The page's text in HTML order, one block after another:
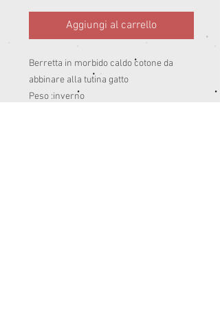
Aggiungi al carrello
Berretta in morbido caldo cotone da
abbinare alla tutina gatto
Peso :inverno